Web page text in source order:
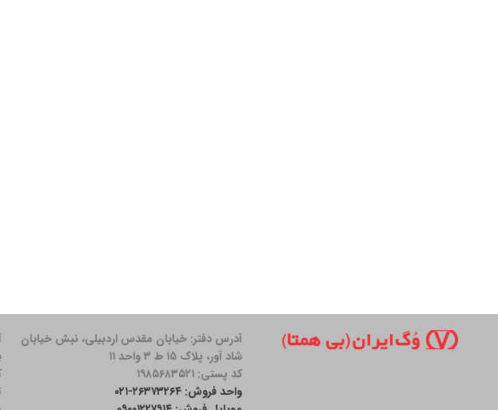
آدرس دفتر: خیابان مقدس اردبیلی، نبش خیابان
شاد آور، پلاک ۱۵ ط ۳ واحد ۱۱
کد پستی: ۱۹۸۵۶۸۳۵۲۱
واحد فروش: ۲۶۳۷۳۲۶۴-۰۲۱